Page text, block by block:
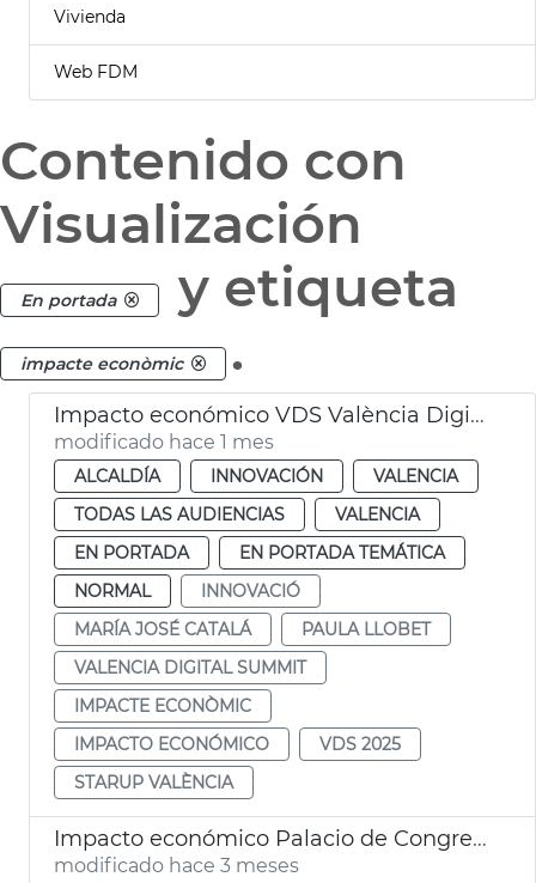
Vivienda
Web FDM
Contenido con
Visualización
En portada y etiqueta
impacte econòmic .
Impacto económico VDS València Digital Summit
modificado hace 1 mes
ALCALDÍA INNOVACIÓN
VALENCIA
TODAS LAS AUDIENCIAS
VALENCIA
EN PORTADA
EN PORTADA TEMÁTICA
NORMAL
INNOVACIÓ
MARÍA JOSÉ CATALÁ
PAULA LLOBET
VALENCIA DIGITAL SUMMIT
IMPACTE ECONÒMIC
IMPACTO ECONÓMICO
VDS 2025
STARUP VALÈNCIA
Impacto económico Palacio de Congresos de València
modificado hace 3 meses